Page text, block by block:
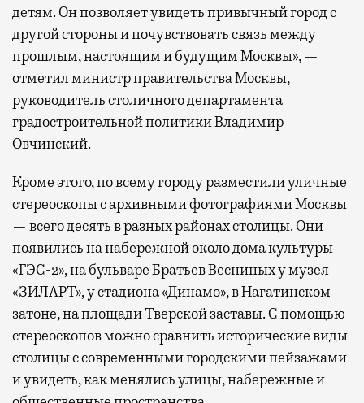
детям. Он позволяет увидеть привычный город с
другой стороны и почувствовать связь между
прошлым, настоящим и будущим Москвы», —
отметил министр правительства Москвы,
руководитель столичного департамента
градостроительной политики Владимир
Овчинский.
Кроме этого, по всему городу разместили уличные
стереоскопы с архивными фотографиями Москвы
— всего десять в разных районах столицы. Они
появились на набережной около дома культуры
«ГЭС-2», на бульваре Братьев Весниных у музея
«ЗИЛАРТ», у стадиона «Динамо», в Нагатинском
затоне, на площади Тверской заставы. С помощью
стереоскопов можно сравнить исторические виды
столицы с современными городскими пейзажами
и увидеть, как менялись улицы, набережные и